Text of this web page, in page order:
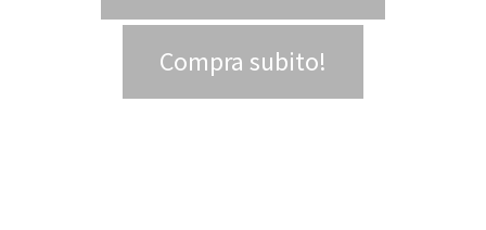
Compra subito!